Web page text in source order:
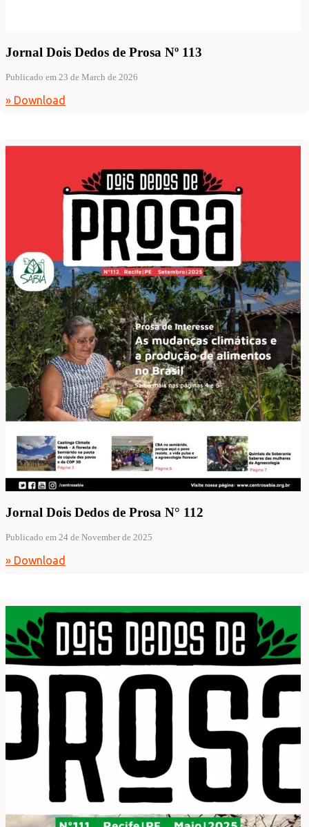
Jornal Dois Dedos de Prosa Nº 113
Publicado em 23 de March de 2026
» Download
Jornal Dois Dedos de Prosa N° 112
Publicado em 24 de November de 2025
» Download